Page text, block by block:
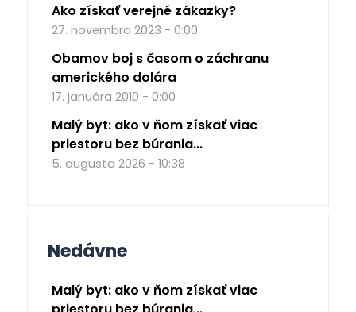
Ako získať verejné zákazky?
27. novembra 2023 - 0:00
Obamov boj s časom o záchranu
amerického dolára
17. januára 2010 - 0:00
Malý byt: ako v ňom získať viac
priestoru bez búrania...
5. augusta 2026 - 10:38
Nedávne
Malý byt: ako v ňom získať viac